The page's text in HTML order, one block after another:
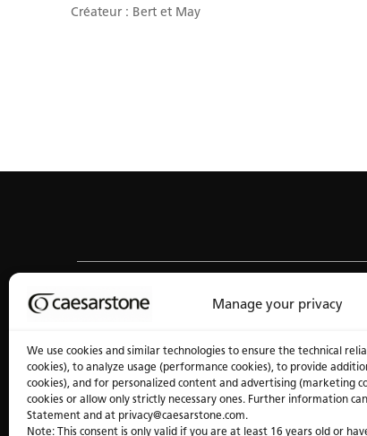
Manage your privacy
We use cookies and similar technologies to ensure the technical
cookies), to analyze usage (performance cookies), to provide
cookies), and for personalized content and advertising (marketing
cookies or allow only strictly necessary ones. Further information
Statement and at privacy@caesarstone.com.
Note: This consent is only valid if you are at least 16 years old or
Créateur : Bert et May